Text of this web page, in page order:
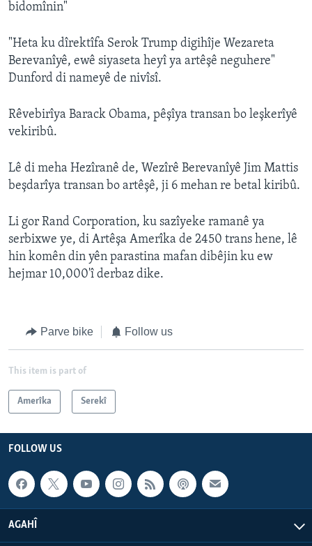
bidomînin"
"Heta ku dîrektîfa Serok Trump digihîje Wezareta
Berevanîyê, ewê siyaseta heyî ya artêşê neguhere"
Dunford di nameyê de nivîsî.
Rêvebirîya Barack Obama, pêşîya transan bo leşkerîyê
vekiribû.
Lê di meha Hezîranê de, Wezîrê Berevanîyê Jim Mattis
beşdarîya transan bo artêşê, ji 6 mehan re betal kiribû.
Li gor Rand Corporation, ku sazîyeke ramanê ya
serbixwe ye, di Artêşa Amerîka de 2450 trans hene, lê
hin komên din yên parastina mafan dibêjin ku ew
hejmar 10,000'î derbaz dike.
Parve bike Follow us
This item is part of
Amerîka Serekî
FOLLOW US
AGAHÎ